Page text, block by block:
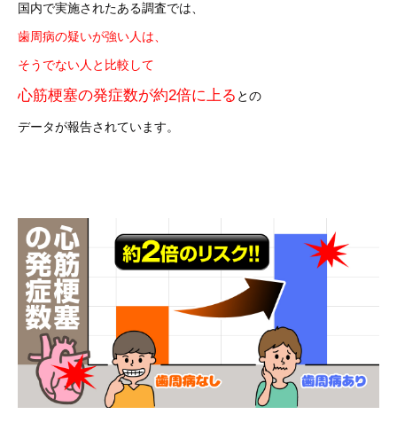
国内で実施されたある調査では、
歯周病の疑いが強い人は、
そうでない人と比較して
心筋梗塞の発症数が約2倍に上る との
データが報告されています。